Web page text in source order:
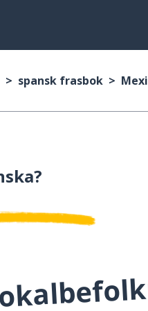
spansk frasbok